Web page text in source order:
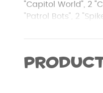
"Capitol World", 2
"Patrol Bots", 2